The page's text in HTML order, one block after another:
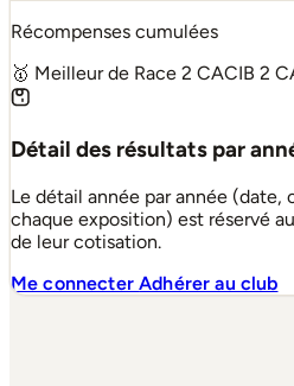
Récompenses cumulées
🥇 Meilleur de Race 2 CACIB 2
Détail des résultats par
Le détail année par année (date,
chaque exposition) est réservé
de leur cotisation.
Me connecterAdhérer au club